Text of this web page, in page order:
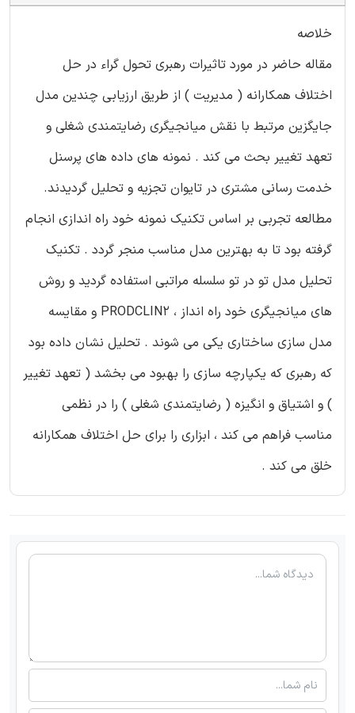
خلاصه
مقاله حاضر در مورد تاثیرات رهبری تحول گراء در حل
اختلاف همکارانه ( مدیریت ) از طریق ارزیابی چندین مدل
جایگزین مرتبط با نقش میانجیگری رضایتمندی شغلی و
تعهد تغییر بحث می کند . نمونه های داده های پرسنل
خدمت رسانی مشتری در تایوان تجزیه و تحلیل گردیدند.
مطالعه تجربی بر اساس تکنیک نمونه خود راه اندازی انجام
گرفته بود تا به بهترین مدل مناسب منجر گردد . تکنیک
تحلیل مدل تو در تو سلسله مراتبی استفاده گردید و روش
های میانجیگری خود راه انداز ، PRODCLIN2 و مقایسه
مدل سازی ساختاری یکی می شوند . تحلیل نشان داده بود
که رهبری که یکپارچه سازی را بهبود می بخشد ( تعهد تغییر
) و اشتیاق و انگیزه ( رضایتمندی شغلی ) را در نظمی
مناسب فراهم می کند ، ابزاری را برای حل اختلاف همکارانه
خلق می کند .